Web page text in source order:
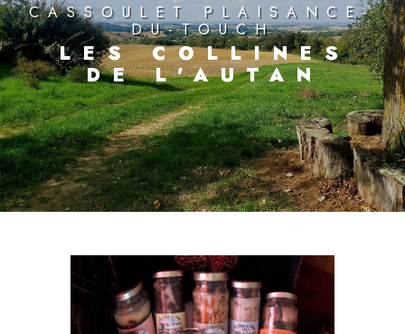
CASSOULET PLAISANCE-
DU-TOUCH
LES COLLINES
DE L'AUTAN